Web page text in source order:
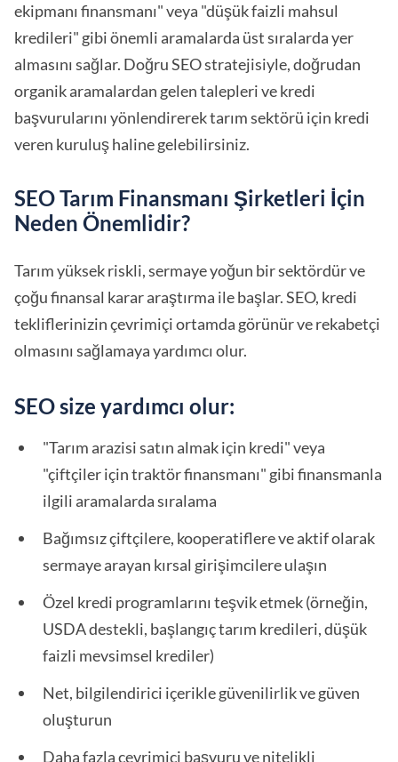
ekipmanı finansmanı" veya "düşük faizli mahsul
kredileri" gibi önemli aramalarda üst sıralarda yer
almasını sağlar. Doğru SEO stratejisiyle, doğrudan
organik aramalardan gelen talepleri ve kredi
başvurularını yönlendirerek tarım sektörü için kredi
veren kuruluş haline gelebilirsiniz.
SEO Tarım Finansmanı Şirketleri İçin
Neden Önemlidir?
Tarım yüksek riskli, sermaye yoğun bir sektördür ve
çoğu finansal karar araştırma ile başlar. SEO, kredi
tekliflerinizin çevrimiçi ortamda görünür ve rekabetçi
olmasını sağlamaya yardımcı olur.
SEO size yardımcı olur:
"Tarım arazisi satın almak için kredi" veya
"çiftçiler için traktör finansmanı" gibi finansmanla
ilgili aramalarda sıralama
Bağımsız çiftçilere, kooperatiflere ve aktif olarak
sermaye arayan kırsal girişimcilere ulaşın
Özel kredi programlarını teşvik etmek (örneğin,
USDA destekli, başlangıç tarım kredileri, düşük
faizli mevsimsel krediler)
Net, bilgilendirici içerikle güvenilirlik ve güven
oluşturun
Daha fazla çevrimiçi başvuru ve nitelikli